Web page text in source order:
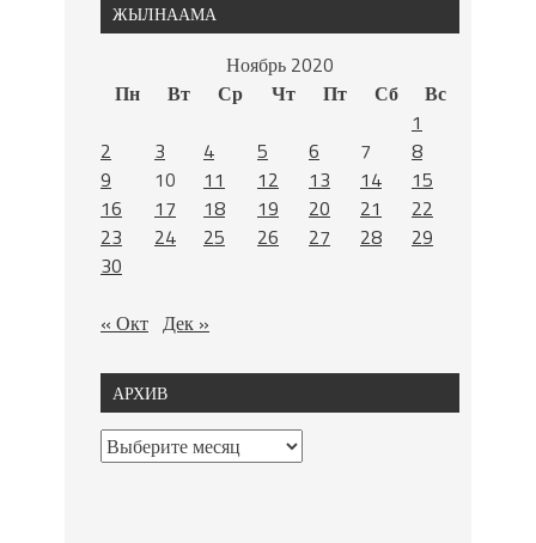
ЖЫЛНААМА
Ноябрь 2020
Пн
Вт Ср Чт Пт Сб
Вс
1
2
3 4 5 6 7
8
9
10 11 12 13 14
15
16
17 18 19 20 21
22
23
24 25 26 27 28
29
30
« Окт Дек »
АРХИВ